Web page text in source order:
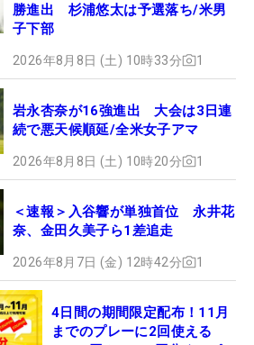
勝進出 杉浦悠太は予選落ち/米男
子下部
2026年8月8日 (土) 10時33分 1
岩永杏奈が16強進出 大会は3日連
続で悪天候順延/全米女子アマ
2026年8月8日 (土) 10時20分 1
＜速報＞入谷響が単独首位 永井花
奈、金田久美子ら1差追走
2026年8月7日 (金) 12時42分 1
4日間の期間限定配布！11月
までのプレーに2回使える